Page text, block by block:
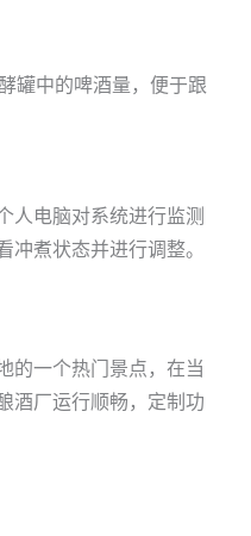
罐中的啤酒量，便于跟
人电脑对系统进行监测
煮状态并进行调整。
的一个热门景点，在当
酒厂运行顺畅，定制功